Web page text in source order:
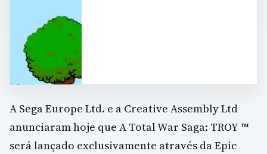
A Sega Europe Ltd. e a Creative Assembly Ltd
anunciaram hoje que A Total War Saga: TROY ™
será lançado exclusivamente através da Epic